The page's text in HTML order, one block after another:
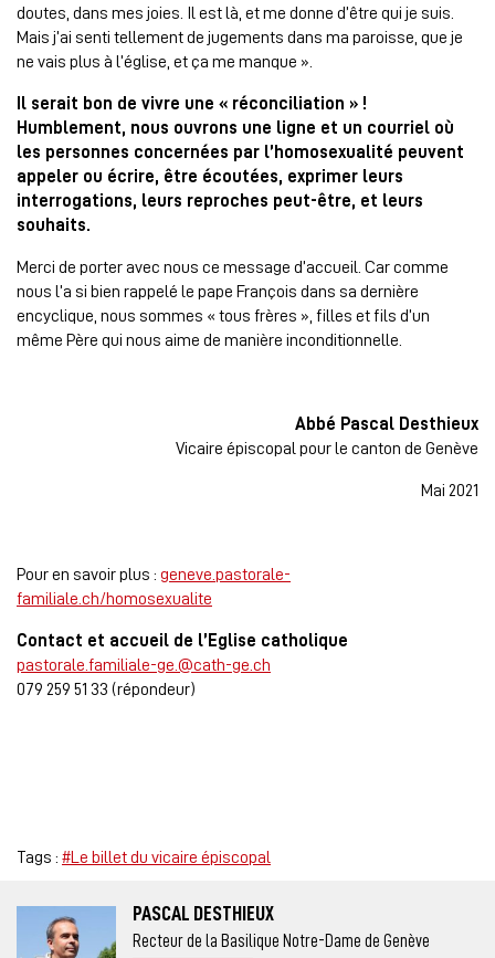
doutes, dans mes joies. Il est là, et me donne d’être qui je suis.
Mais j’ai senti tellement de jugements dans ma paroisse, que je
ne vais plus à l’église, et ça me manque ».
Il serait bon de vivre une « réconciliation » !
Humblement, nous ouvrons une ligne et un courriel où
les personnes concernées par l’homosexualité peuvent
appeler ou écrire, être écoutées, exprimer leurs
interrogations, leurs reproches peut-être, et leurs
souhaits.
Merci de porter avec nous ce message d’accueil. Car comme
nous l’a si bien rappelé le pape François dans sa dernière
encyclique, nous sommes « tous frères », filles et fils d’un
même Père qui nous aime de manière inconditionnelle.
Abbé Pascal Desthieux
Vicaire épiscopal pour le canton de Genève
Mai 2021
Pour en savoir plus : geneve.pastorale-
familiale.ch/homosexualite
Contact et accueil de l’Eglise catholique
pastorale.familiale-ge.@cath-ge.ch
079 259 51 33 (répondeur)
Tags : #Le billet du vicaire épiscopal
PASCAL DESTHIEUX
Recteur de la Basilique Notre-Dame de Genève